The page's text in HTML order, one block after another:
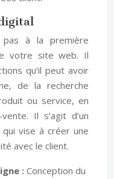
pas à la première
votre site web. Il
qu’il peut avoir
de la recherche
ou service, en
Il s’agit d’un
vise à créer une
avec le client.
: Conception du